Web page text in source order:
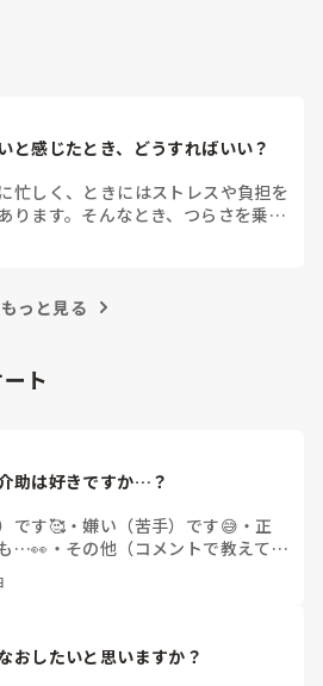
と感じたとき、どうすればいい？
忙しく、ときにはストレスや負担を
ります。そんなとき、つらさを乗り
もっと見る
ト
助は好きですか…？
です🥰・嫌い（苦手）です😅 ・ 正
…👀 ・ その他（コメントで教えてく
おしたいと思いますか？